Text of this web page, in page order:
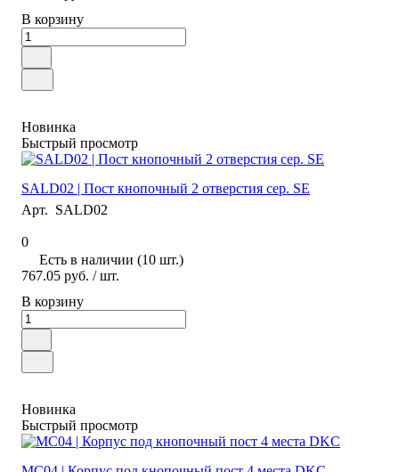
В корзину
Новинка
Быстрый просмотр
SALD02 | Пост кнопочный 2 отверстия сер. SE
Арт. SALD02
0
Есть в наличии (10 шт.)
767.05 руб. / шт.
В корзину
Новинка
Быстрый просмотр